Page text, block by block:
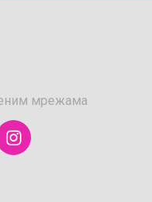
мрежама